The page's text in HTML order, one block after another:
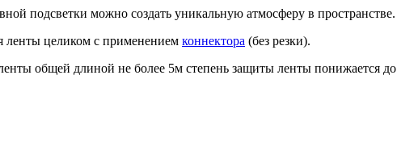
подсветки можно создать уникальную атмосферу в пространстве.
ленты целиком с применением коннектора (без резки).
общей длиной не более 5м степень защиты ленты понижается до